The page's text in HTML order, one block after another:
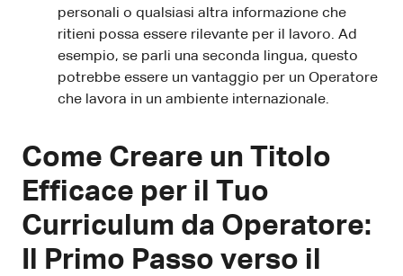
personali o qualsiasi altra informazione che
ritieni possa essere rilevante per il lavoro. Ad
esempio, se parli una seconda lingua, questo
potrebbe essere un vantaggio per un Operatore
che lavora in un ambiente internazionale.
Come Creare un Titolo
Efficace per il Tuo
Curriculum da Operatore:
Il Primo Passo verso il